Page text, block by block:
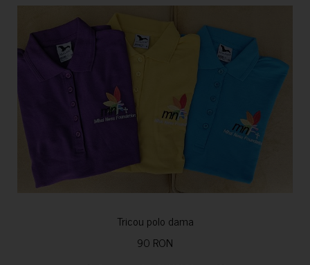
Tricou polo dama
90 RON